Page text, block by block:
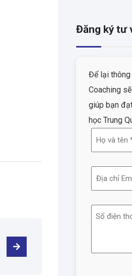
Đăng ký tư
Để lại thông
Coaching
giúp bạn
học Trung
Họ
và
tên
(Required)
Địa
chỉ
email
(Required)
Số